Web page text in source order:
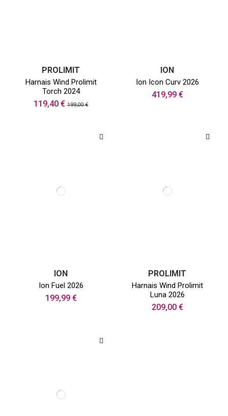
PROLIMIT
Harnais Wind Prolimit
Torch 2024
119,40 €199,00 €
ION
Ion Icon Curv 2026
419,99 €
ION
Ion Fuel 2026
199,99 €
PROLIMIT
Harnais Wind Prolimit
Luna 2026
209,00 €